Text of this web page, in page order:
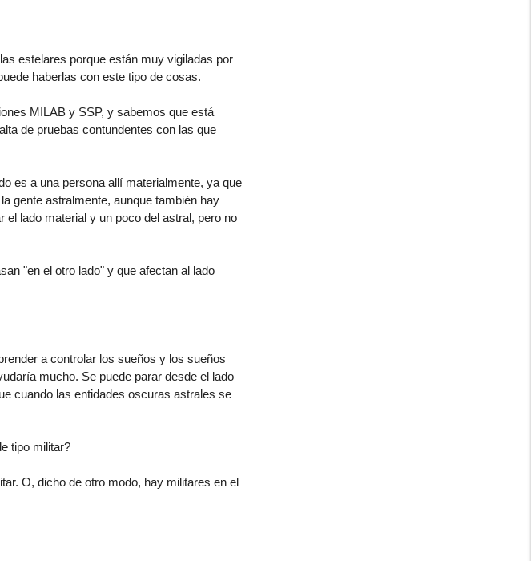
estelares porque están muy vigiladas por
haberlas con este tipo de cosas.
MILAB y SSP, y sabemos que está
de pruebas contundentes con las que
es a una persona allí materialmente, ya que
gente astralmente, aunque también hay
lado material y un poco del astral, pero no
"en el otro lado" y que afectan al lado
a controlar los sueños y los sueños
mucho. Se puede parar desde el lado
cuando las entidades oscuras astrales se
tipo militar?
O, dicho de otro modo, hay militares en el